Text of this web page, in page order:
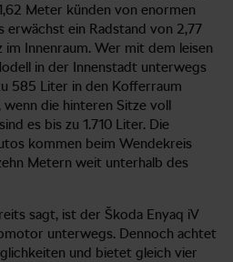
Meter künden von enormen
erwächst ein Radstand von 2,77
Innenraum. Wer mit dem leisen
in der Innenstadt unterwegs
585 Liter in den Kofferraum
wenn die hinteren Sitze voll
es bis zu 1.710 Liter. Die
kommen beim Wendekreis
Metern weit unterhalb des
sagt, ist der Škoda Enyaq iV
unterwegs. Dennoch achtet
und bietet gleich vier